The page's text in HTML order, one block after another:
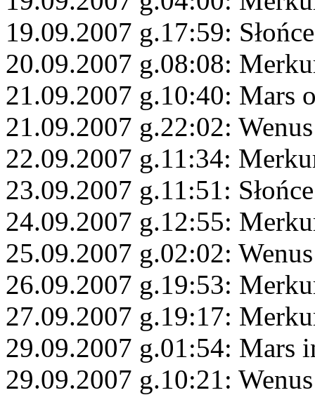
19.09.2007 g.17:59:
20.09.2007 g.08:08:
21.09.2007 g.10:40: Mars
21.09.2007 g.22:02:
22.09.2007 g.11:34:
23.09.2007 g.11:51:
24.09.2007 g.12:55:
25.09.2007 g.02:02:
26.09.2007 g.19:53:
27.09.2007 g.19:17:
29.09.2007 g.01:54: Mars
29.09.2007 g.10:21: